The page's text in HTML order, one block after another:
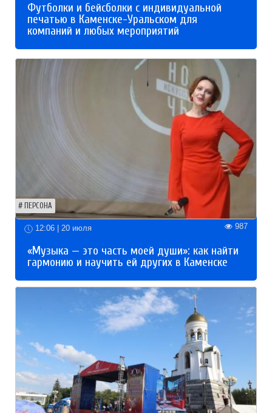
Футболки и бейсболки с индивидуальной
печатью в Каменске-Уральском для
компаний и любых мероприятий
ПЕРСОНА
12:06 | 20 июля 987
«Музыка — это часть моей души»: как найти
гармонию и научить ей других в Каменске